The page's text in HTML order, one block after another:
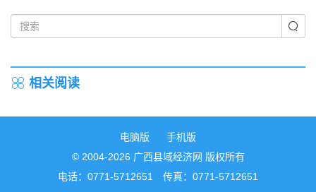
相关阅读
电脑版
手机版
© 2004-2026 广西县域经济网 版权所有
电话：0771-5712651 传真：0771-5712651